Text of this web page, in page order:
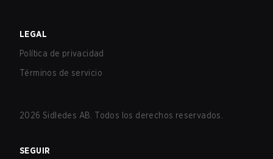
LEGAL
Política de privacidad
Términos de servicio
2026 Sidledes AB. Todos los derechos reservados.
SEGUIR